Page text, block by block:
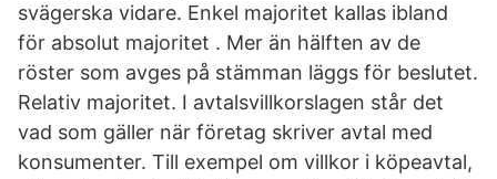
svägerska vidare. Enkel majoritet kallas ibland
för absolut majoritet . Mer än hälften av de
röster som avges på stämman läggs för beslutet.
Relativ majoritet. I avtalsvillkorslagen står det
vad som gäller när företag skriver avtal med
konsumenter. Till exempel om villkor i köpeavtal,